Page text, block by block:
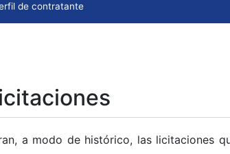
de contratante
a modo de histórico, las licitaciones